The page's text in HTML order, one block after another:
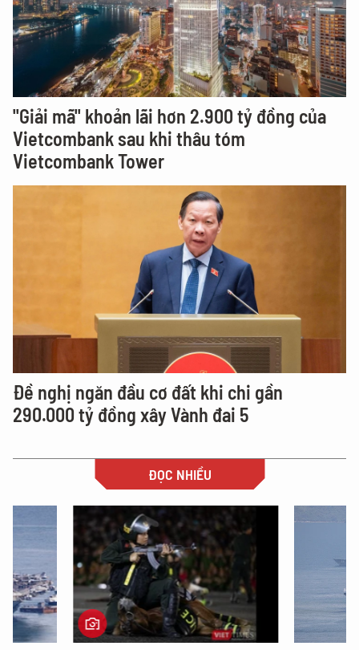
"Giải mã" khoản lãi hơn 2.900 tỷ đồng của
Vietcombank sau khi thâu tóm
Vietcombank Tower
Đề nghị ngăn đầu cơ đất khi chi gần
290.000 tỷ đồng xây Vành đai 5
ĐỌC NHIỀU